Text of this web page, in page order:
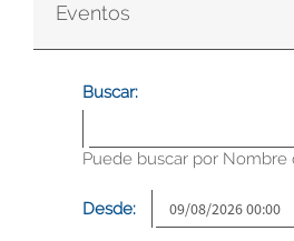
Eventos
Buscar:
Puede buscar por Nombre
Desde: